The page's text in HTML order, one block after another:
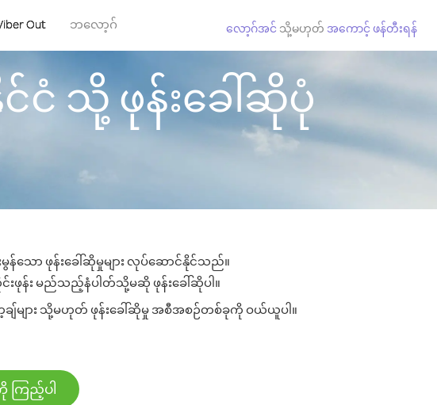
Out ဘလော့ဂ် လော့ဂ်အင် သို့မဟုတ် အကောင့် ဖန်တီးရန်
ငံ သို့ ဖုန်းခေါ်ဆိုပုံ
သော ဖုန်းခေါ်ဆိုမှုများ လုပ်ဆောင်နိုင်သည်။
းဖုန်း မည်သည့်နံပါတ်သို့မဆို ဖုန်းခေါ်ဆိုပါ။
ျ်များ သို့မဟုတ် ဖုန်းခေါ်ဆိုမှု အစီအစဉ်တစ်ခုကို ဝယ်ယူပါ။
ကြည့်ပါ